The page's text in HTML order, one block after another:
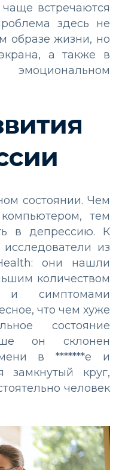
встречаются
здесь не
образе жизни, но
а также в
состоянии. Чем
тем
в депрессию. К
из
они нашли
количеством
и симптомами
что чем хуже
состояние
он склонен
в *******е и
замкнутый круг,
человек